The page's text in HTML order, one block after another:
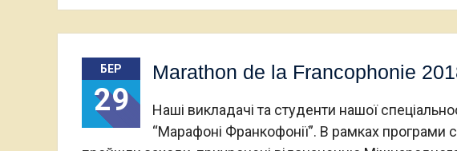
БЕР
29
Marathon de la Francophonie
Наші викладачі та студенти нашої
“Марафоні Франкофонії”. В рамках програми